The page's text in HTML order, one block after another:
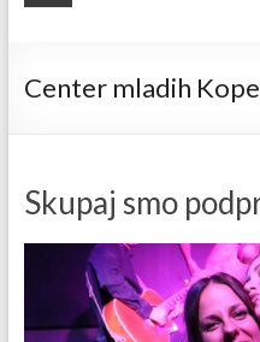
Center mladih
Skupaj smo